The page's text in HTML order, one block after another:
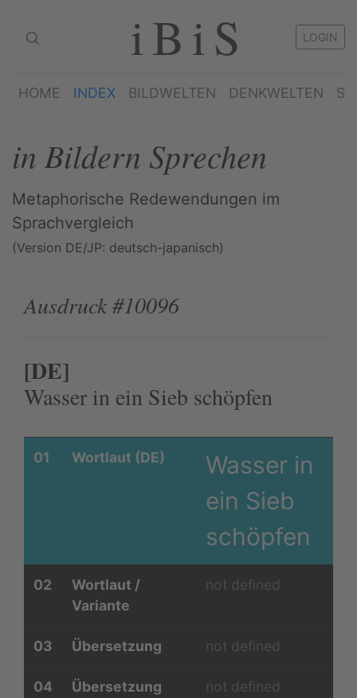
iBiS LOGIN
HOME INDEX BILDWELTEN DENKWELTEN
in Bildern Sprechen
Metaphorische Redewendungen im
Sprachvergleich
(Version DE/JP: deutsch-japanisch)
Ausdruck #10096
[DE]
Wasser in ein Sieb schöpfen
01 Wortlaut (DE)
Wasser in
ein Sieb
schöpfen
02
Wortlaut /
Variante
not defined
03 Übersetzung not defined
04
Übersetzung
not defined